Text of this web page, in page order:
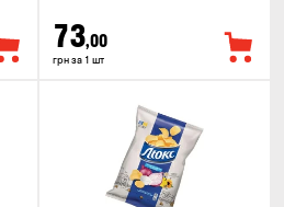
73,00
грн за 1 шт